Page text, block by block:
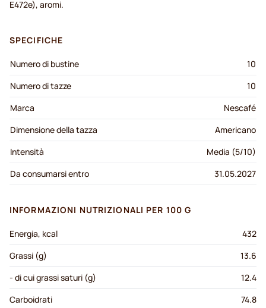
E472e), aromi.
SPECIFICHE
Numero di bustine
10
Numero di tazze
10
Marca
Nescafé
Dimensione della tazza
Americano
Intensità
Media (5/10)
Da consumarsi entro
31.05.2027
INFORMAZIONI NUTRIZIONALI PER 100 G
Energia, kcal
432
Grassi (g)
13.6
- di cui grassi saturi (g)
12.4
Carboidrati
74.8